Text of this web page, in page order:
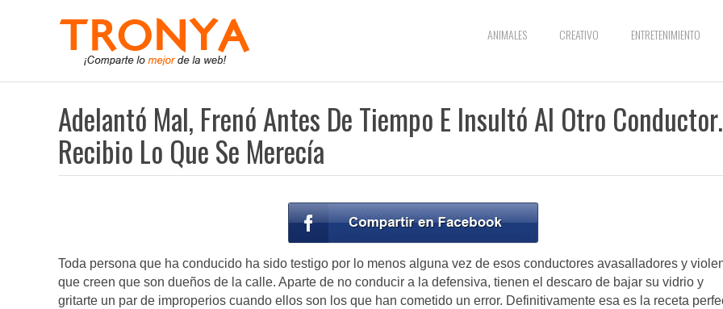
ANIMALES CREATIVO ENTRETENIMIENTO
Adelantó Mal, Frenó Antes De Tiempo E Insultó Al Otro
Recibio Lo Que Se Merecía
Toda persona que ha conducido ha sido testigo por lo menos alguna vez de esos conductores avasalladores y
que creen que son dueños de la calle. Aparte de no conducir a la defensiva, tienen el descaro de bajar su vidrio y
gritarte un par de improperios cuando ellos son los que han cometido un error. Definitivamente esa es la receta